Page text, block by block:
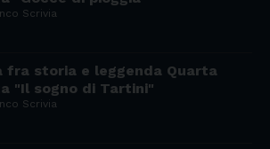
Scrivia
fra storia e leggenda Quarta
"Il sogno di Tartini"
Scrivia